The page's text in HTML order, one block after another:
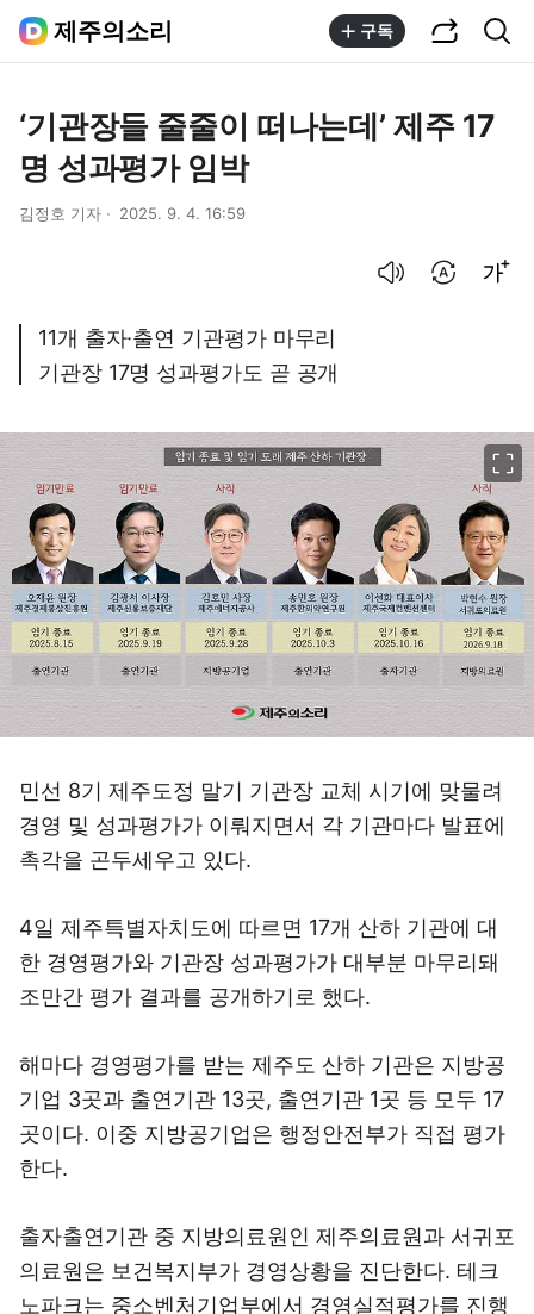
제주의소리 구독
‘기관장들 줄줄이 떠나는데’ 제주 17
명 성과평가 임박
김정호 기자 2025. 9. 4. 16:59
11개 출자·출연 기관평가 마무리
기관장 17명 성과평가도 곧 공개
민선 8기 제주도정 말기 기관장 교체 시기에 맞물려
경영 및 성과평가가 이뤄지면서 각 기관마다 발표에
촉각을 곤두세우고 있다.
4일 제주특별자치도에 따르면 17개 산하 기관에 대
한 경영평가와 기관장 성과평가가 대부분 마무리돼
조만간 평가 결과를 공개하기로 했다.
해마다 경영평가를 받는 제주도 산하 기관은 지방공
기업 3곳과 출연기관 13곳, 출연기관 1곳 등 모두 17
곳이다. 이중 지방공기업은 행정안전부가 직접 평가
한다.
출자출연기관 중 지방의료원인 제주의료원과 서귀포
의료원은 보건복지부가 경영상황을 진단한다. 테크
노파크는 중소벤처기업부에서 경영실적평가를 진행